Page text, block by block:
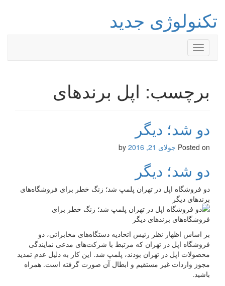
تکنولوژی جدید
Toggle
navigation
برچسب: اپل برندهای
دو شد؛ دیگر
Posted on جولای 21, 2016
دو شد؛ دیگر
دو فروشگاه اپل در تهران پلمپ شد؛ زنگ خطر برای فروشگاه‌های
برندهای دیگر
بر اساس اظهار نظر رئیس اتحادیه دستگاه‌های مخابراتی، دو
فروشگاه اپل در تهران که مرتبط با شرکت‌های مدعی نمایندگی
محصولات اپل در تهران بودند، پلمپ شد. این کار به دلیل عدم تمدید
مجوز واردات غیر مستقیم و ابطال آن صورت گرفته است. همراه
باشید.